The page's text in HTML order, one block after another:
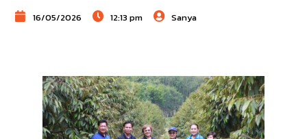
16/05/2026 12:13 pm Sanya